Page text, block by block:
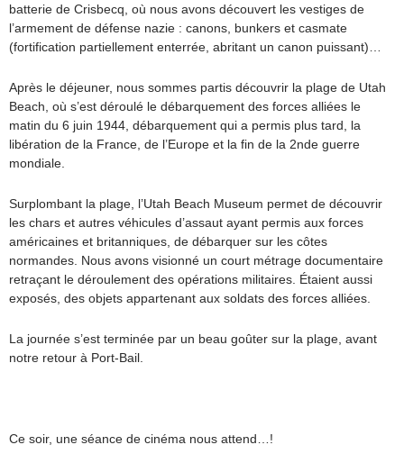
batterie de Crisbecq, où nous avons découvert les vestiges de
l’armement de défense nazie : canons, bunkers et casmate
(fortification partiellement enterrée, abritant un canon puissant)…
Après le déjeuner, nous sommes partis découvrir la plage de Utah
Beach, où s’est déroulé le débarquement des forces alliées le
matin du 6 juin 1944, débarquement qui a permis plus tard, la
libération de la France, de l’Europe et la fin de la 2nde guerre
mondiale.
Surplombant la plage, l’Utah Beach Museum permet de découvrir
les chars et autres véhicules d’assaut ayant permis aux forces
américaines et britanniques, de débarquer sur les côtes
normandes. Nous avons visionné un court métrage documentaire
retraçant le déroulement des opérations militaires. Étaient aussi
exposés, des objets appartenant aux soldats des forces alliées.
La journée s’est terminée par un beau goûter sur la plage, avant
notre retour à Port-Bail.
Ce soir, une séance de cinéma nous attend…!